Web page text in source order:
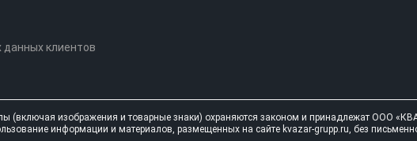
данных клиентов
(включая изображения и товарные знаки) охраняются законом и принадлежат ООО
информации и материалов, размещенных на сайте kvazar-grupp.ru, без